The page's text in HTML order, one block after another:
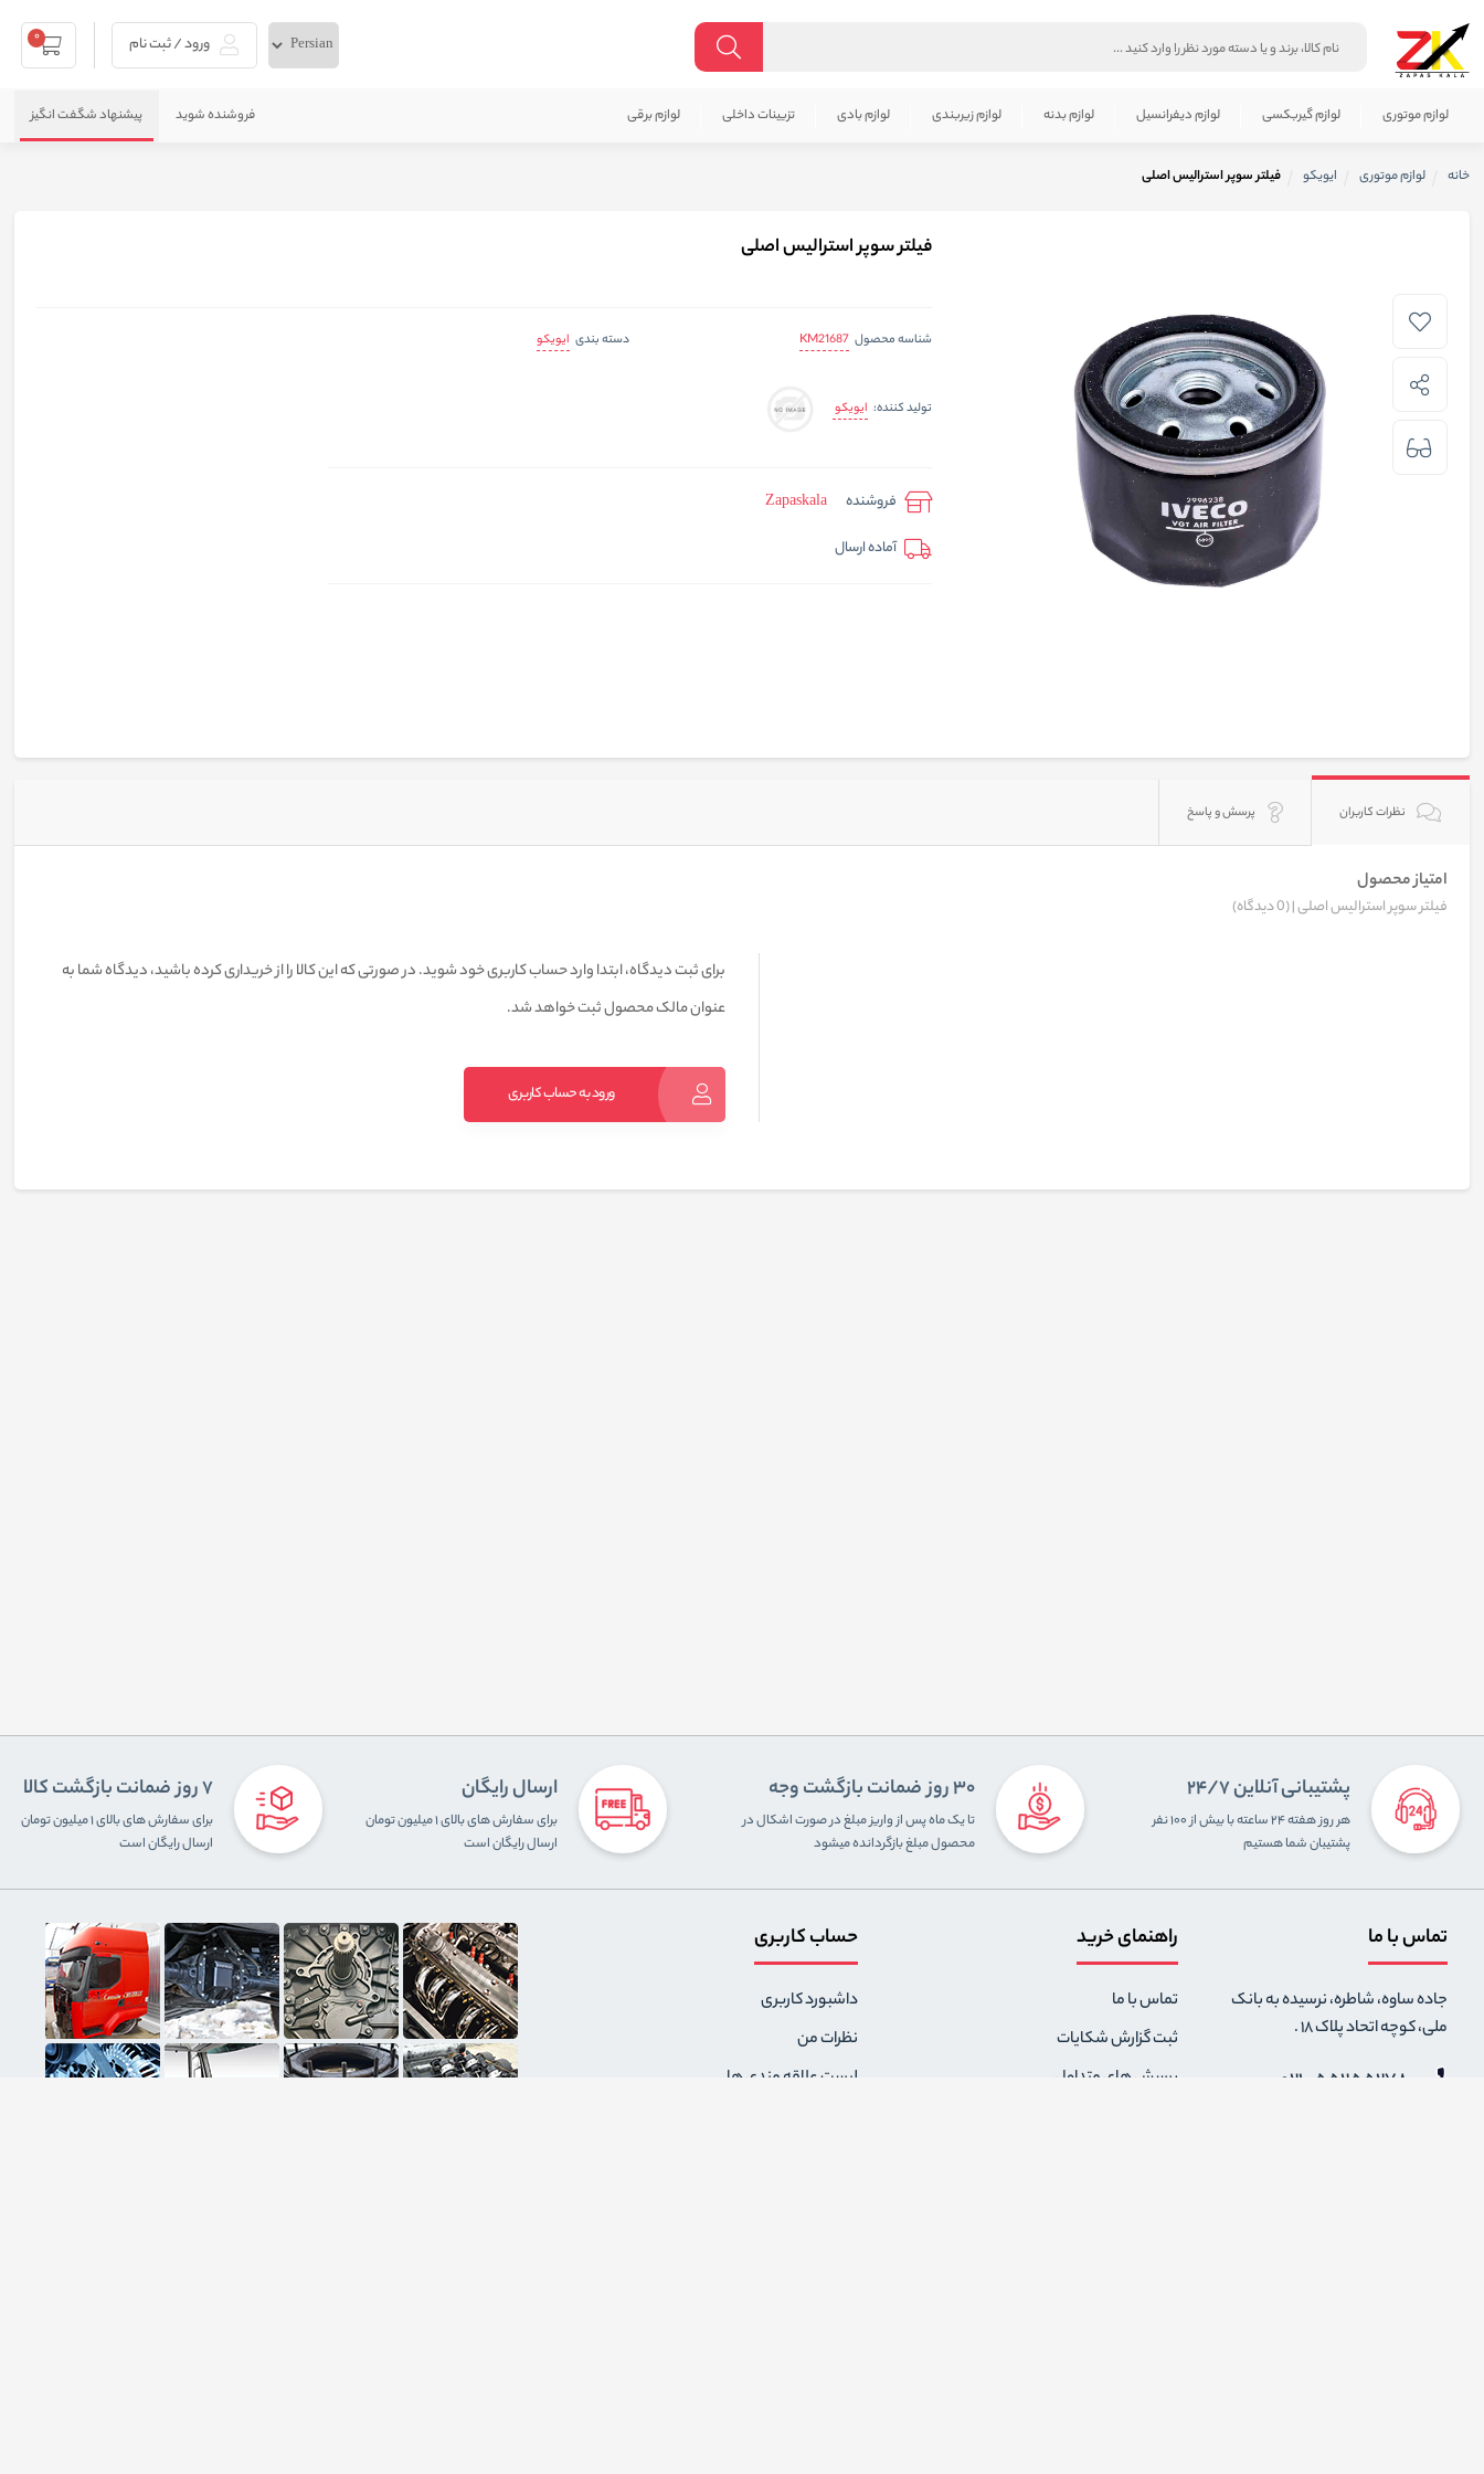
ورود / ثبت نام 0
لوازم موتوری لوازم گیربکسی لوازم دیفرانسیل لوازم بدنه لوازم زیربندی لوازم بادی تزیینات داخلی لوازم برقی فروشنده شوید پیشنهاد شگفت انگیز
خانه لوازم موتوری ایویکو فیلتر سوپر استرالیس اصلی
فیلتر سوپر استرالیس اصلی
شناسه محصول KM21687 دسته بندی ایویکو
تولید کننده: ایویکو
فروشنده
Zapaskala
آماده ارسال
نظرات کاربران پرسش و پاسخ
امتیاز محصول
فیلتر سوپر استرالیس اصلی |(0 دیدگاه)
برای ثبت دیدگاه، ابتدا وارد حساب کاربری خود شوید. در صورتی که این کالا را از خریداری کرده باشید، دیدگاه شما به
عنوان مالک محصول ثبت خواهد شد.
ورود به حساب کاربری
پشتیبانی آنلاین 24/7
هر روز هفته ۲۴ ساعته با بیش از ۱۰۰ نفر
پشتیبان شما هستیم
30 روز ضمانت بازگشت وجه
تا یک ماه پس از واریز مبلغ در صورت اشکال در
محصول مبلغ بازگردانده میشود
ارسال رایگان
برای سفارش های بالای ۱ میلیون تومان
ارسال رایگان است
7 روز ضمانت بازگشت کالا
برای سفارش های بالای ۱ میلیون تومان
ارسال رایگان است
تماس با ما
جاده ساوه، شاطره، نرسیده به بانک
ملی، کوچه اتحاد پلاک 18 .
021-55255278
راهنمای خرید
تماس با ما
ثبت گزارش شکایات
پرسش های متداول
حساب کاربری
داشبورد کاربری
نظرات من
لیست علاقه مندی ها